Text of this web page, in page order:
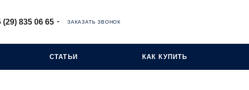
(29) 835 06 65 ЗАКАЗАТЬ ЗВОНОК
СТАТЬИ КАК КУПИТЬ